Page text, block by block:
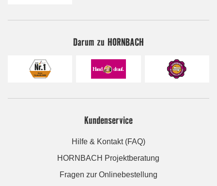
Darum zu HORNBACH
Kundenservice
Hilfe & Kontakt (FAQ)
HORNBACH Projektberatung
Fragen zur Onlinebestellung